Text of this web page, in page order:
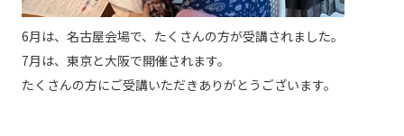
6月は、名古屋会場で、たくさんの方が受講されました。
7月は、東京と大阪で開催されます。
たくさんの方にご受講いただきありがとうございます。